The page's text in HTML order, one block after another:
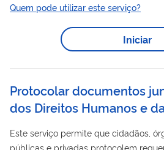
Nacional deDireitosHumanos
temáticas associadas à política
e seu conjunto
pessoas idosas, pessoas com
Quem pode utilizar este serviço?
Iniciar
Protocolar documentos
dos Direitos Humanos e
Este serviço permite que cidadãos,
públicas e privadas protocolem